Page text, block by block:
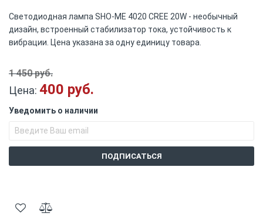
beginning
of
the
gallery
Светодиодная лампа SHO-ME 4020 CREE 20W - необычный
дизайн, встроенный стабилизатор тока, устойчивость к
вибрации. Цена указана за одну единицу товара.
1 450 руб.
Цена: 400 руб.
Уведомить о наличии
ПОДПИСАТЬСЯ